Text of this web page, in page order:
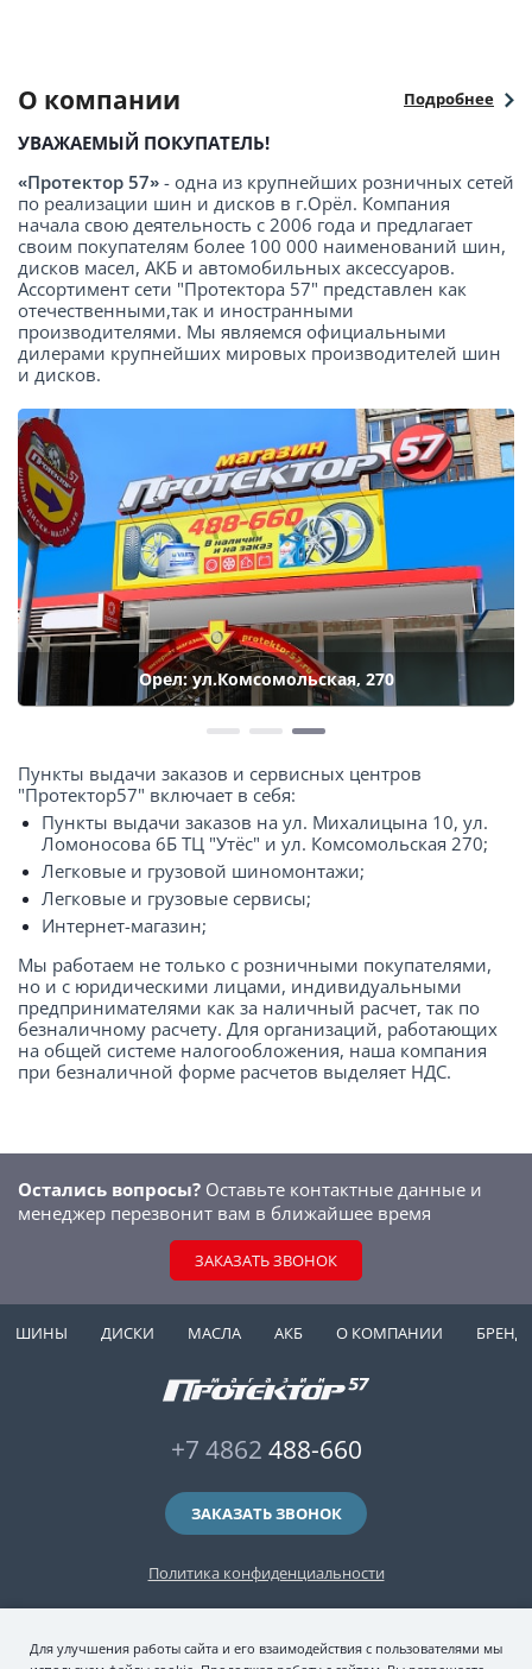
О компании Подробнее
Орел: ул.Комсомольская, 270
УВАЖАЕМЫЙ ПОКУПАТЕЛЬ!
«Протектор 57» - одна из крупнейших розничных сетей
по реализации шин и дисков в г.Орёл. Компания
начала свою деятельность с 2006 года и предлагает
своим покупателям более 100 000 наименований шин,
дисков масел, АКБ и автомобильных аксессуаров.
Ассортимент сети "Протектора 57" представлен как
отечественными,так и иностранными
производителями. Мы являемся официальными
дилерами крупнейших мировых производителей шин
и дисков.
Пункты выдачи заказов и сервисных центров
"Протектор57" включает в себя:
Пункты выдачи заказов на ул. Михалицына 10, ул.
Ломоносова 6Б ТЦ "Утёс" и ул. Комсомольская 270;
Легковые и грузовой шиномонтажи;
Легковые и грузовые сервисы;
Интернет-магазин;
Мы работаем не только с розничными покупателями,
но и с юридическими лицами, индивидуальными
предпринимателями как за наличный расчет, так по
безналичному расчету. Для организаций, работающих
на общей системе налогообложения, наша компания
при безналичной форме расчетов выделяет НДС.
Остались вопросы? Оставьте контактные данные и
менеджер перезвонит вам в ближайшее время
ЗАКАЗАТЬ ЗВОНОК
ШИНЫ ДИСКИ МАСЛА АКБ О КОМПАНИИ
Политика конфиденциальности
+7 4862 488-660
ЗАКАЗАТЬ ЗВОНОК
2006-2026 © интернет-магазин "Протектор 57" — автомобильные шины
(зимние и летние шины), колесные диски, шиномонтаж и хранение шин.
Для улучшения работы сайта и его взаимодействия с пользователями мы